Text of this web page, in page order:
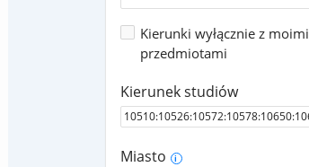
Kierunki wyłącznie z moimi
przedmiotami
Kierunek studiów
Miasto i